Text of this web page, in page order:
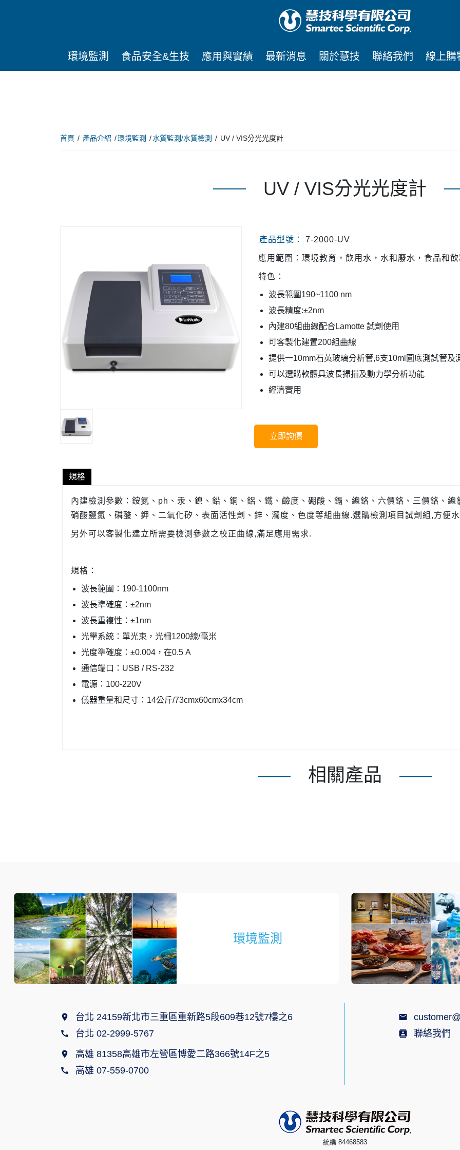
環境監測 食品安全&生技 應用與實績 最新消息 關於慧技 聯絡我們 線上購
首頁 產品介紹 環境監測 水質監測/水質檢測 UV / VIS分光光度計
UV / VIS分光光度計
產品型號： 7-2000-UV
應用範圍：環境教育，飲用水，水和廢水，食品和飲
特色：
波長範圍190~1100 nm
波長精度:±2nm
內建80組曲線配合Lamotte 試劑使用
可客製化建置200組曲線
提供一10mm石英玻璃分析管,6支10ml圓底測試管及
可以選購軟體具波長掃描及動力學分析功能
經濟實用
立即詢價
規格
內建檢測參數：銨氮、ph、汞、鎳、鉛、銅、鋁、鐵、鹼度、硼酸、鎘、總鉻、六價鉻、三價鉻、總
硝酸鹽氮、磷酸、鉀、二氧化矽、表面活性劑、鋅、濁度、色度等組曲線.選購檢測項目試劑組,方便
另外可以客製化建立所需要檢測參數之校正曲線,滿足應用需求.
規格：
波長範圍：190-1100nm
波長準確度：±2nm
波長重複性：±1nm
光學系統：單光束，光柵1200線/毫米
光度準確度：±0.004，在0.5 A
通信端口：USB / RS-232
電源：100-220V
儀器重量和尺寸：14公斤/73cmx60cmx34cm
相關產品
環境監測
台北 24159新北市三重區重新路5段609巷12號7樓之6
台北 02-2999-5767
高雄 81358高雄市左營區博愛二路366號14F之5
高雄 07-559-0700
聯絡我們
統編 84468583